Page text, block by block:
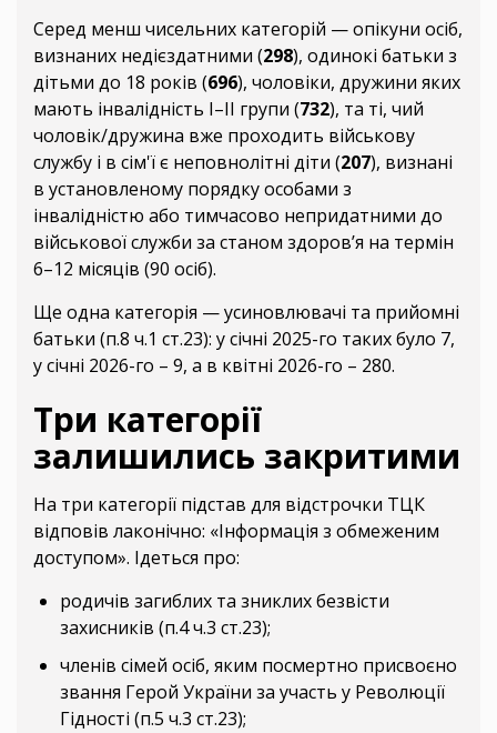
Серед менш чисельних категорій — опікуни осіб,
визнаних недієздатними (298), одинокі батьки з
дітьми до 18 років (696), чоловіки, дружини яких
мають інвалідність I–II групи (732), та ті, чий
чоловік/дружина вже проходить військову
службу і в сім'ї є неповнолітні діти (207), визнані
в установленому порядку особами з
інвалідністю або тимчасово непридатними до
військової служби за станом здоров’я на термін
6–12 місяців (90 осіб).
Ще одна категорія — усиновлювачі та прийомні
батьки (п.8 ч.1 ст.23): у січні 2025-го таких було 7,
у січні 2026-го – 9, а в квітні 2026-го – 280.
Три категорії
залишились закритими
На три категорії підстав для відстрочки ТЦК
відповів лаконічно: «Інформація з обмеженим
доступом». Ідеться про:
родичів загиблих та зниклих безвісти
захисників (п.4 ч.3 ст.23);
членів сімей осіб, яким посмертно присвоєно
звання Герой України за участь у Революції
Гідності (п.5 ч.3 ст.23);